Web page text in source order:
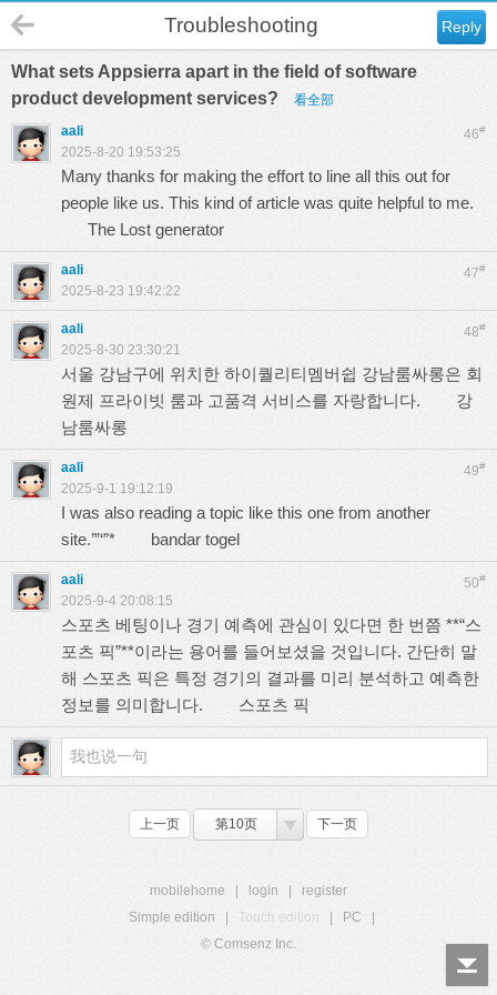
Reply
Troubleshooting
What sets Appsierra apart in the field of software
product development services?
看全部
46#
aali
2025-8-20 19:53:25
Many thanks for making the effort to line all this out for
people like us. This kind of article was quite helpful to me.
The Lost generator
47#
aali
2025-8-23 19:42:22
48#
aali
2025-8-30 23:30:21
서울 강남구에 위치한 하이퀄리티멤버쉽 강남룸싸롱은 회
원제 프라이빗 룸과 고품격 서비스를 자랑합니다. 강
남룸싸롱
49#
aali
2025-9-1 19:12:19
I was also reading a topic like this one from another
site.’”‘”* bandar togel
50#
aali
2025-9-4 20:08:15
스포츠 베팅이나 경기 예측에 관심이 있다면 한 번쯤 **“스
포츠 픽”**이라는 용어를 들어보셨을 것입니다. 간단히 말
해 스포츠 픽은 특정 경기의 결과를 미리 분석하고 예측한
정보를 의미합니다. 스포츠 픽
上一页 第10页 下一页
mobilehome login
register
Simple edition
Touch edition PC
© Comsenz Inc.